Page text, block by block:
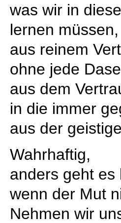
was wir in
lernen müssen,
aus reinem
ohne jede
aus dem
in die immer
aus der
Wahrhaftig,
anders geht es
wenn der Mut
Nehmen wir